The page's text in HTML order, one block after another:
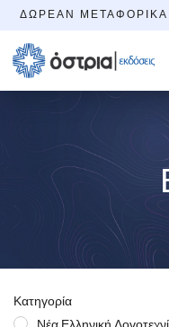
ΔΩΡΕΆΝ ΜΕΤΑΦΟΡΙΚΆ
Κατηγορία